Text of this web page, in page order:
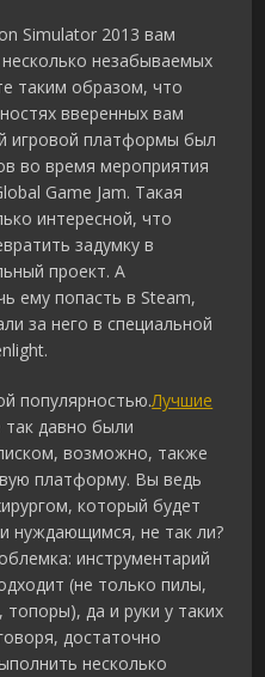
Simulator 2013 вам
незабываемых
таким образом, что
вверенных вам
игровой платформы был
во время мероприятия
Game Jam. Такая
интересной, что
задумку в
проект. А
ему попасть в Steam,
за него в специальной
популярностью.Лучшие
давно были
возможно, также
платформу. Вы ведь
который будет
нуждающимся, не так ли?
инструментарий
(не только пилы,
да и руки у таких
достаточно
несколько